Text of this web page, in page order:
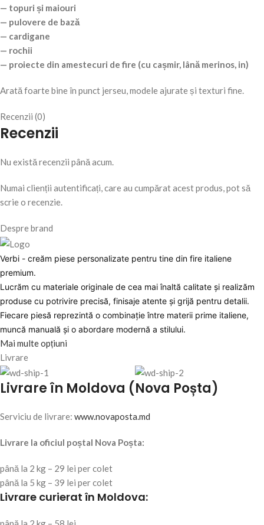
— topuri și maiouri
— pulovere de bază
— cardigane
— rochii
— proiecte din amestecuri de fire (cu cașmir, lână merinos, in)
Arată foarte bine în punct jerseu, modele ajurate și texturi fine.
Recenzii (0)
Recenzii
Nu există recenzii până acum.
Numai clienții autentificați, care au cumpărat acest produs, pot să
scrie o recenzie.
Despre brand
Verbi - creăm piese personalizate pentru tine din fire italiene
premium.
Lucrăm cu materiale originale de cea mai înaltă calitate și realizăm
produse cu potrivire precisă, finisaje atente și grijă pentru detalii.
Fiecare piesă reprezintă o combinație între materii prime italiene,
muncă manuală și o abordare modernă a stilului.
Mai multe opțiuni
Livrare
Livrare în Moldova (Nova Poșta)
Serviciu de livrare: www.novaposta.md
Livrare la oficiul poștal Nova Poșta:
până la 2 kg – 29 lei per colet
până la 5 kg – 39 lei per colet
Livrare curierat în Moldova: